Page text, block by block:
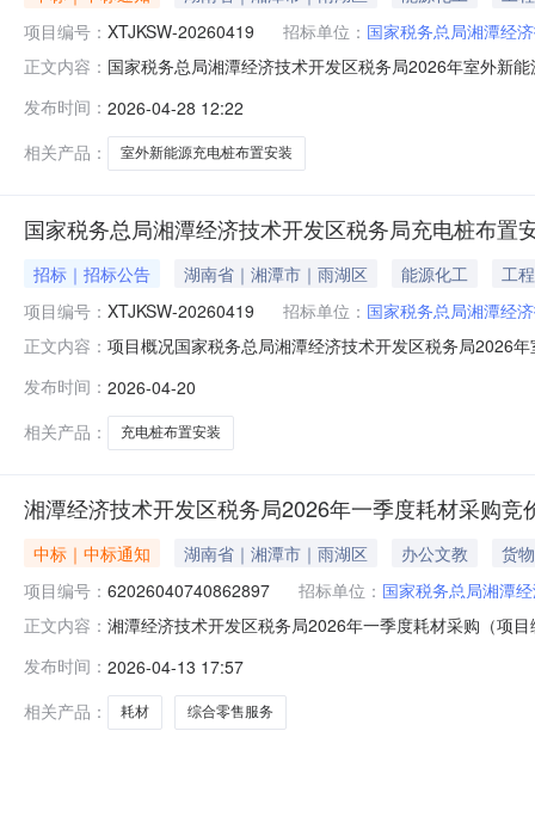
项目编号： XTJKSW-20260419 招标单位： 国家税务总局湘潭经
正文内容： 国家税务总局湘潭经济技术开发区税务局2026年室外新
址成交金额整包湘潭揽月装饰工程有限公司湘潭市湘潭
发布时间： 2026-04-28 12:22
相关产品：
室外新能源充电桩布置安装
国家税务总局湘潭经济技术开发区税务局充电桩布置
招标｜招标公告 湖南省｜湘潭市｜雨湖区 能源化工
工程
项目编号： XTJKSW-20260419 招标单位： 国家税务总局湘潭经
正文内容： 项目概况国家税务总局湘潭经济技术开发区税务局2026
充电桩布置安装项目采购方式：竞价采购预算金额：人
最
发布时间： 2026-04-20
相关产品：
充电桩布置安装
湘潭经济技术开发区税务局2026年一季度耗材采购竞
中标｜中标通知 湖南省｜湘潭市｜雨湖区 办公文教
货物
项目编号： 62026040740862897 招标单位： 国家税务总局湘潭
正文内容： 湘潭经济技术开发区税务局2026年一季度耗材采购（项
开发区（九华）报价起止时间：2026-04-0716:52-2026-
发布时间： 2026-04-13 17:57
相关产品：
耗材 综合零售服务